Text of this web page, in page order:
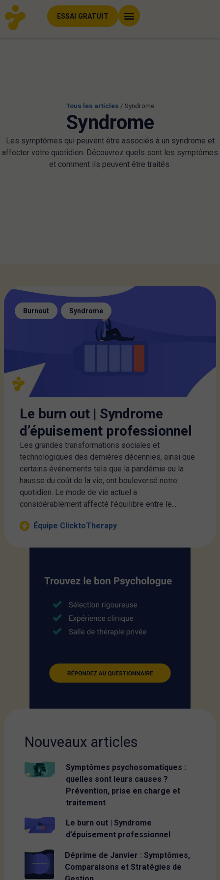
ESSAI GRATUIT
Tous les articles / Syndrome
Syndrome
Les symptômes qui peuvent être associés à un syndrome et
affecter votre quotidien. Découvrez quels sont les symptômes
et comment ils peuvent être traités.
Burnout , Syndrome
Le burn out | Syndrome
d’épuisement professionnel
Les grandes transformations sociales et
technologiques des dernières décennies, ainsi que
certains événements tels que la pandémie ou la
hausse du coût de la vie, ont bouleversé notre
quotidien. Le mode de vie actuel a
considérablement affecté l’équilibre entre le...
Équipe ClicktoTherapy
Nouveaux articles
Symptômes psychosomatiques :
quelles sont leurs causes ?
Prévention, prise en charge et
traitement
Le burn out | Syndrome
d’épuisement professionnel
Déprime de Janvier : Symptômes,
Comparaisons et Stratégies de